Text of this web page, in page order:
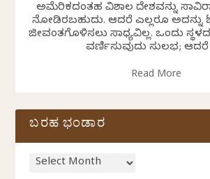
ಅಮೆರಿಕದಂತಹ ವಿಶಾಲ ದೇಶವನ್ನು
ನೋಡಿರಬಹುದು. ಆದರೆ ಎಲ್ಲರೂ ಅದನ್ನು
ಜೀವಂತಗೊಳಿಸಲು ಸಾಧ್ಯವಿಲ್ಲ. ಒಂದು
ವರ್ಣಿಸುವುದು ಸುಲಭ; ಆದರೆ
Read More
ಬರಹ ಭಂಡಾರ